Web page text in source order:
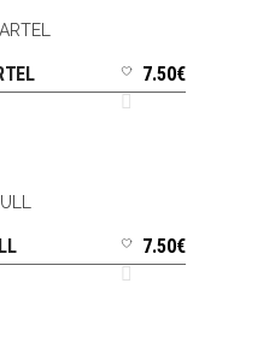
AU PANIER 7.50€
AU PANIER 7.50€